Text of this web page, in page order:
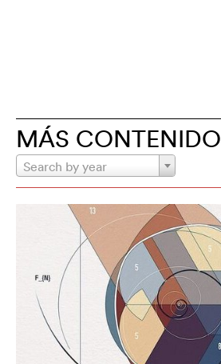
MÁS CONTENIDO
Search by year